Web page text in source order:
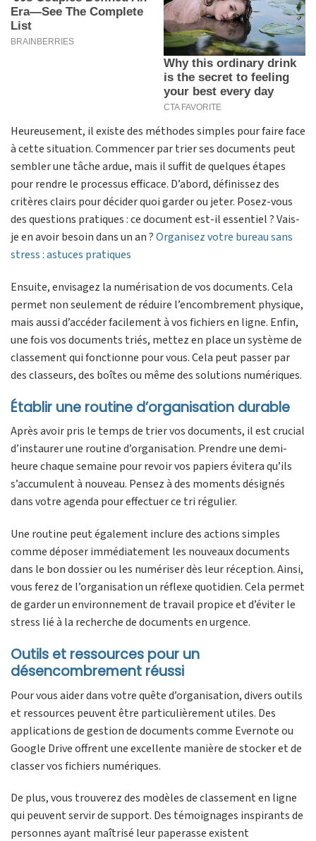
Heureusement, il existe des méthodes simples pour faire face
à cette situation. Commencer par trier ses documents peut
sembler une tâche ardue, mais il suffit de quelques étapes
pour rendre le processus efficace. D’abord, définissez des
critères clairs pour décider quoi garder ou jeter. Posez-vous
des questions pratiques : ce document est-il essentiel ? Vais-
je en avoir besoin dans un an ?Organisez votre bureau sans
stress : astuces pratiques
Ensuite, envisagez la numérisation de vos documents. Cela
permet non seulement de réduire l’encombrement physique,
mais aussi d’accéder facilement à vos fichiers en ligne. Enfin,
une fois vos documents triés, mettez en place un système de
classement qui fonctionne pour vous. Cela peut passer par
des classeurs, des boîtes ou même des solutions numériques.
Établir une routine d’organisation durable
Après avoir pris le temps de trier vos documents, il est crucial
d’instaurer une routine d’organisation. Prendre une demi-
heure chaque semaine pour revoir vos papiers évitera qu’ils
s’accumulent à nouveau. Pensez à des moments désignés
dans votre agenda pour effectuer ce tri régulier.
Une routine peut également inclure des actions simples
comme déposer immédiatement les nouveaux documents
dans le bon dossier ou les numériser dès leur réception. Ainsi,
vous ferez de l’organisation un réflexe quotidien. Cela permet
de garder un environnement de travail propice et d’éviter le
stress lié à la recherche de documents en urgence.
Outils et ressources pour un
désencombrement réussi
Pour vous aider dans votre quête d’organisation, divers outils
et ressources peuvent être particulièrement utiles. Des
applications de gestion de documents comme Evernote ou
Google Drive offrent une excellente manière de stocker et de
classer vos fichiers numériques.
De plus, vous trouverez des modèles de classement en ligne
qui peuvent servir de support. Des témoignages inspirants de
personnes ayant maîtrisé leur paperasse existent